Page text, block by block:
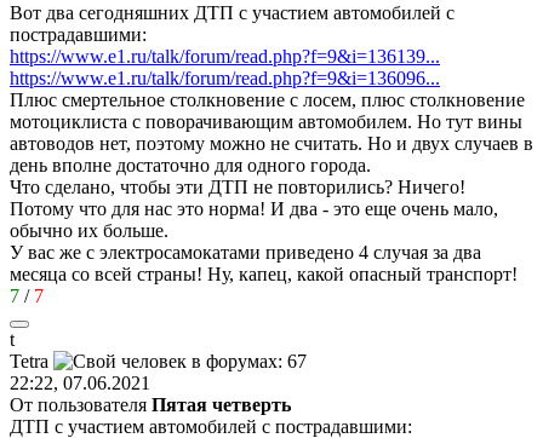
Вот два сегодняшних ДТП с участием автомобилей с
пострадавшими:
https://www.e1.ru/talk/forum/read.php?f=9&i=136139...
https://www.e1.ru/talk/forum/read.php?f=9&i=136096...
Плюс смертельное столкновение с лосем, плюс столкновение
мотоциклиста с поворачивающим автомобилем. Но тут вины
автоводов нет, поэтому можно не считать. Но и двух случаев в
день вполне достаточно для одного города.
Что сделано, чтобы эти ДТП не повторились? Ничего!
Потому что для нас это норма! И два - это еще очень мало,
обычно их больше.
У вас же с электросамокатами приведено 4 случая за два
месяца со всей страны! Ну, капец, какой опасный транспорт!
7 / 7
t
Tetra
22:22, 07.06.2021
От пользователя Пятая четверть
ДТП с участием автомобилей с пострадавшими: